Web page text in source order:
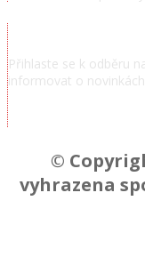
Přihlaste se k odběru
informovat o
©
vyhrazena